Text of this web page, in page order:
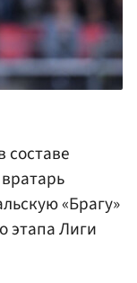
составе
«Брагу»
этапа Лиги